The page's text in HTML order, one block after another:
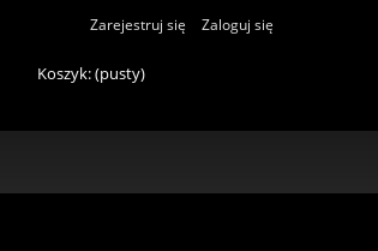
Zarejestruj się Zaloguj się
Koszyk:(pusty)